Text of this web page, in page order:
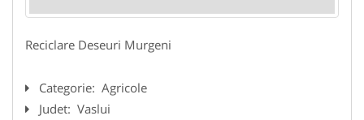
Reciclare Deseuri Murgeni
Categorie: Agricole
Judet: Vaslui